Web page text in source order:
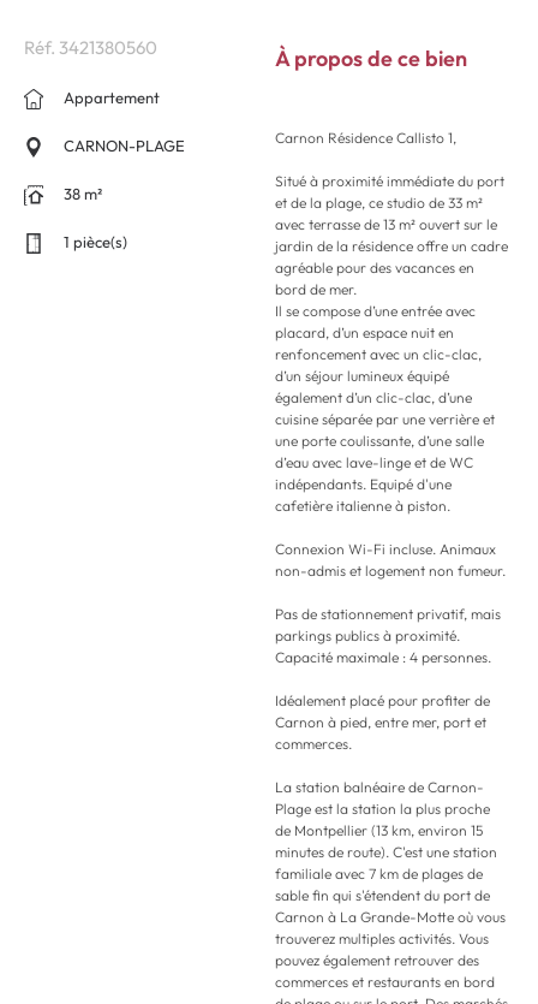
Réf. 3421380560
Appartement
CARNON-PLAGE
38 m²
1 pièce(s)
À propos de ce bien
Carnon Résidence Callisto 1,
Situé à proximité immédiate du port
et de la plage, ce studio de 33 m²
avec terrasse de 13 m² ouvert sur le
jardin de la résidence offre un cadre
agréable pour des vacances en
bord de mer.
Il se compose d’une entrée avec
placard, d’un espace nuit en
renfoncement avec un clic-clac,
d’un séjour lumineux équipé
également d’un clic-clac, d’une
cuisine séparée par une verrière et
une porte coulissante, d’une salle
d’eau avec lave-linge et de WC
indépendants. Equipé d'une
cafetière italienne à piston.
Connexion Wi-Fi incluse. Animaux
non-admis et logement non fumeur.
Pas de stationnement privatif, mais
parkings publics à proximité.
Capacité maximale : 4 personnes.
Idéalement placé pour profiter de
Carnon à pied, entre mer, port et
commerces.
La station balnéaire de Carnon-
Plage est la station la plus proche
de Montpellier (13 km, environ 15
minutes de route). C'est une station
familiale avec 7 km de plages de
sable fin qui s'étendent du port de
Carnon à La Grande-Motte où vous
trouverez multiples activités. Vous
pouvez également retrouver des
commerces et restaurants en bord